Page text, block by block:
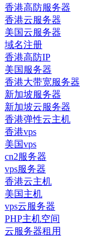
香港高防服务器
香港云服务器
美国云服务器
域名注册
香港高防IP
美国服务器
香港大带宽服务器
新加坡服务器
新加坡云服务器
香港弹性云主机
香港vps
美国vps
cn2服务器
vps服务器
香港云主机
美国主机
vps云服务器
PHP主机空间
云服务器租用